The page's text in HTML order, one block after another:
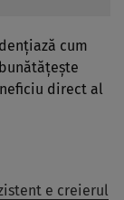
cum
direct al
e creierul